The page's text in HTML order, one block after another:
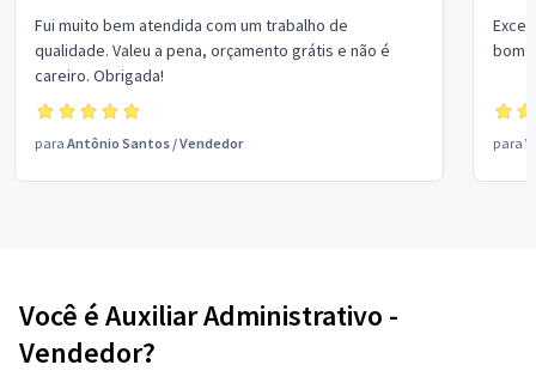
Fui muito bem atendida com um trabalho de
qualidade. Valeu a pena, orçamento grátis e não é
careiro. Obrigada!
para Antônio Santos /Vendedor
bom
para
Você é Auxiliar Administrativo -
Vendedor?